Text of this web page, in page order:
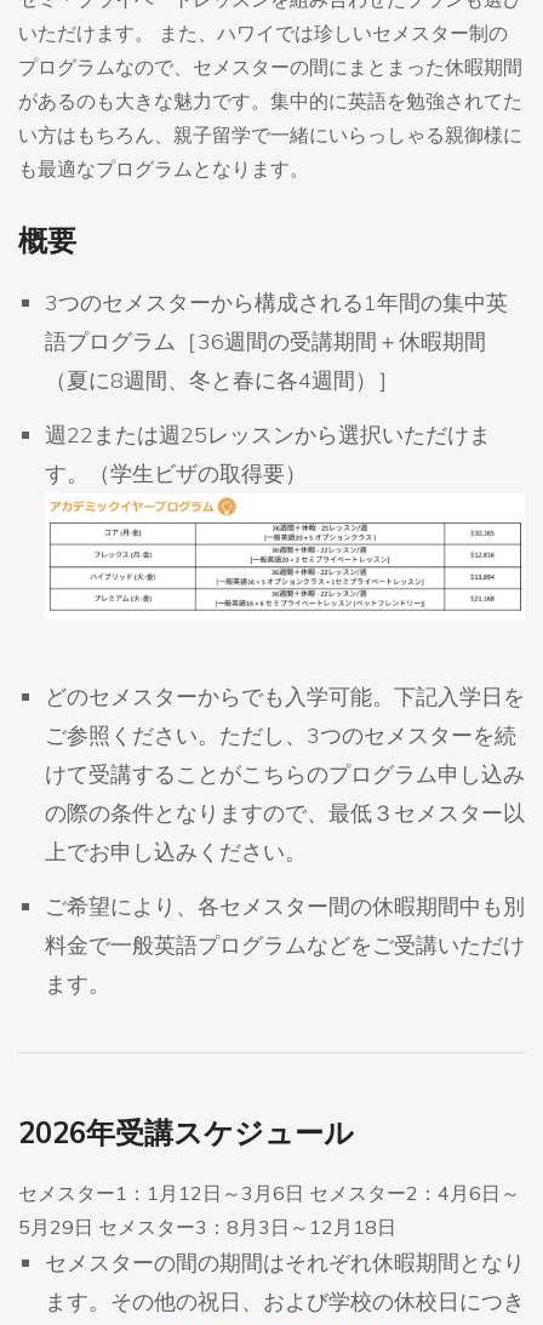
いただけます。 また、ハワイでは珍しいセメスター制の
プログラムなので、セメスターの間にまとまった休暇期間
があるのも大きな魅力です。集中的に英語を勉強されてた
い方はもちろん、親子留学で一緒にいらっしゃる親御様に
も最適なプログラムとなります。
概要
3つのセメスターから構成される1年間の集中英
語プログラム［36週間の受講期間＋休暇期間
（夏に8週間、冬と春に各4週間）］
週22または週25レッスンから選択いただけま
す。（学生ビザの取得要）
どのセメスターからでも入学可能。下記入学日を
ご参照ください。ただし、3つのセメスターを続
けて受講することがこちらのプログラム申し込み
の際の条件となりますので、最低３セメスター以
上でお申し込みください。
ご希望により、各セメスター間の休暇期間中も別
料金で一般英語プログラムなどをご受講いただけ
ます。
2026年受講スケジュール
セメスター1：1月12日～3月6日 セメスター2：4月6日～
5月29日 セメスター3：8月3日～12月18日
セメスターの間の期間はそれぞれ休暇期間となり
ます。その他の祝日、および学校の休校日につき